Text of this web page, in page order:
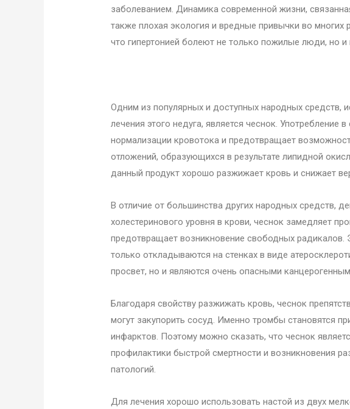
заболеванием. Динамика современной жизни,
также плохая экология и вредные привычки во многих
что гипертонией болеют не только пожилые люди, но
Одним из популярных и доступных народных
лечения этого недуга, является чеснок. Употребление
нормализации кровотока и предотвращает
отложений, образующихся в результате липидной
данный продукт хорошо разжижает кровь и снижает
В отличие от большинства других народных средств,
холестеринового уровня в крови, чеснок замедляет
предотвращает возникновение свободных радикалов.
только откладываются на стенках в виде
просвет, но и являются очень опасными
Благодаря свойству разжижать кровь, чеснок
могут закупорить сосуд. Именно тромбы становятся
инфарктов. Поэтому можно сказать, что чеснок
профилактики быстрой смертности и возникновения
патологий.
Для лечения хорошо использовать настой из двух